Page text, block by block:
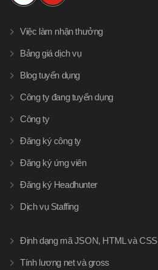
Việc làm nhận thưởng
Bảng giá dịch vụ
Blog tuyển dụng
Công ty đang tuyển dụng
Công ty
Đăng ký công ty
Đăng ký ứng viên
Đăng ký Headhunter
Dịch vụ Staffing
Định dạng mã JSON, HTML và CSS
Tính lương net và gross